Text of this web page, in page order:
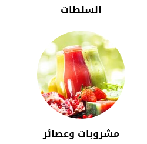
السلطات
مشروبات وعصائر